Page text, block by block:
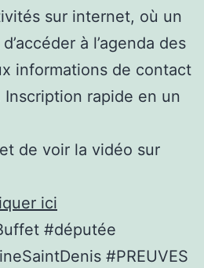
sur internet, où un
à l’agenda des
informations de contact
Inscription rapide en un
de voir la vidéo sur
ici
#députée
#PREUVES